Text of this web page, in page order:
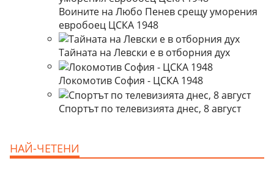
Воините на Любо Пенев срещу уморения
евробоец ЦСКА 1948
Тайната на Левски е в отборния дух
Локомотив София - ЦСКА 1948
Спортът по телевизията днес, 8 август
НАЙ-ЧЕТЕНИ